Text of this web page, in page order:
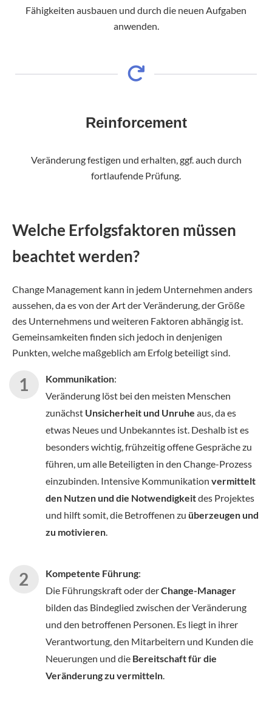
Fähigkeiten ausbauen und durch die neuen Aufgaben
anwenden.
Reinforcement
Veränderung festigen und erhalten, ggf. auch durch
fortlaufende Prüfung.
Welche Erfolgsfaktoren müssen
beachtet werden?
Change Management kann in jedem Unternehmen anders
aussehen, da es von der Art der Veränderung, der Größe
des Unternehmens und weiteren Faktoren abhängig ist.
Gemeinsamkeiten finden sich jedoch in denjenigen
Punkten, welche maßgeblich am Erfolg beteiligt sind.
Kommunikation:
Veränderung löst bei den meisten Menschen
zunächst Unsicherheit und Unruhe aus, da es
etwas Neues und Unbekanntes ist. Deshalb ist es
besonders wichtig, frühzeitig offene Gespräche zu
führen, um alle Beteiligten in den Change-Prozess
einzubinden. Intensive Kommunikation vermittelt
den Nutzen und die Notwendigkeitdes Projektes
und hilft somit, die Betroffenen zu überzeugen und
zu motivieren
Kompetente Führung:
Die Führungskraft oder derChange-Manager
bilden das Bindeglied zwischen der Veränderung
und den betroffenen Personen. Es liegt in ihrer
Verantwortung, den Mitarbeitern und Kunden die
Neuerungen und die Bereitschaft für die
Veränderung zu vermitteln